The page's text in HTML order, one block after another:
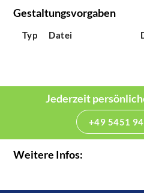
Gestaltungsvorgaben
Typ Datei
Jederzeit
+49 5451
Weitere Infos: